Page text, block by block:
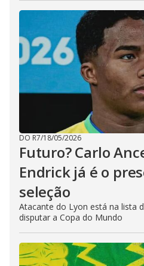
DO R7/18/05/2026
Futuro? Carlo
Endrick já é o
seleção
Atacante do Lyon está na lista
disputar a Copa do Mundo